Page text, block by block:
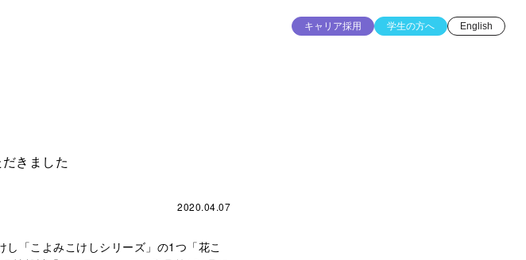
キャリア採用 学生の方へ English
きました
2020.04.07
「こよみこけしシリーズ」の1つ「花こ